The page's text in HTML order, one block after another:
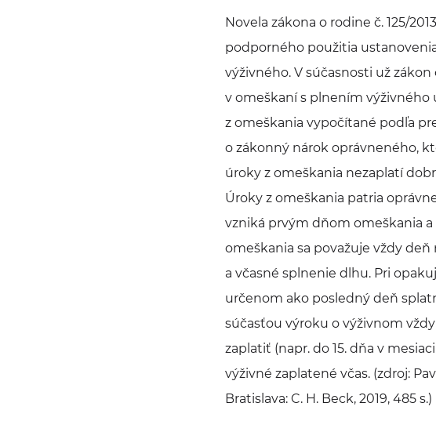
Novela zákona o rodine č. 125/
podporného použitia
výživného. V súčasnosti už
v omeškaní s plnením
z omeškania vypočítané podľa
o zákonný nárok oprávneného,
úroky z omeškania nezaplatí
Úroky z omeškania patria
vzniká prvým dňom omeškania a
omeškania sa považuje vždy
a včasné splnenie dlhu. Pri
určenom ako posledný deň
súčasťou výroku o výživnom
zaplatiť (napr. do 15. dňa v
výživné zaplatené včas. (zdroj:
Bratislava: C. H. Beck, 2019, 485 s.)